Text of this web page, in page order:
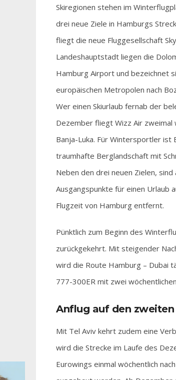
Skiregionen stehen im
drei neue Ziele in Hamburgs
fliegt die neue Fluggesellschaft
Landeshauptstadt liegen die
Hamburg Airport und bezeichnet
europäischen Metropolen nach
Wer einen Skiurlaub fernab der
Dezember fliegt Wizz Air zweimal
Banja-Luka. Für Wintersportler ist
traumhafte Berglandschaft mit
Neben den drei neuen Zielen, sind
Ausgangspunkte für einen Urlaub
Flugzeit von Hamburg entfernt.
Pünktlich zum Beginn des
zurückgekehrt. Mit steigender
wird die Route Hamburg – Dubai
777-300ER mit zwei
Anflug auf den
Mit Tel Aviv kehrt zudem eine
wird die Strecke im Laufe des
Eurowings einmal wöchentlich